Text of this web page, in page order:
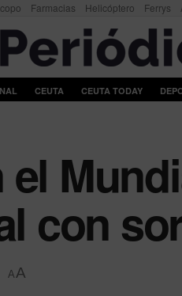
Farmacias Helicóptero Ferrys
CEUTA CEUTA TODAY
con
AA